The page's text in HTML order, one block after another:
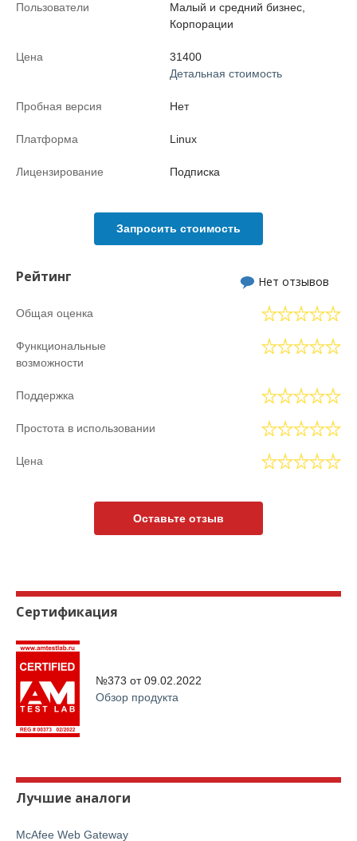
Пользователи
Малый и средний бизнес,
Корпорации
Цена
31400
Детальная стоимость
Пробная версия Нет
Платформа Linux
Лицензирование Подписка
Запросить стоимость
Рейтинг Нет отзывов
Общая оценка
Функциональные
возможности
Поддержка
Простота в использовании
Цена
Оставьте отзыв
Сертификация
№373 от09.02.2022
Обзор продукта
Лучшие аналоги
McAfee Web Gateway